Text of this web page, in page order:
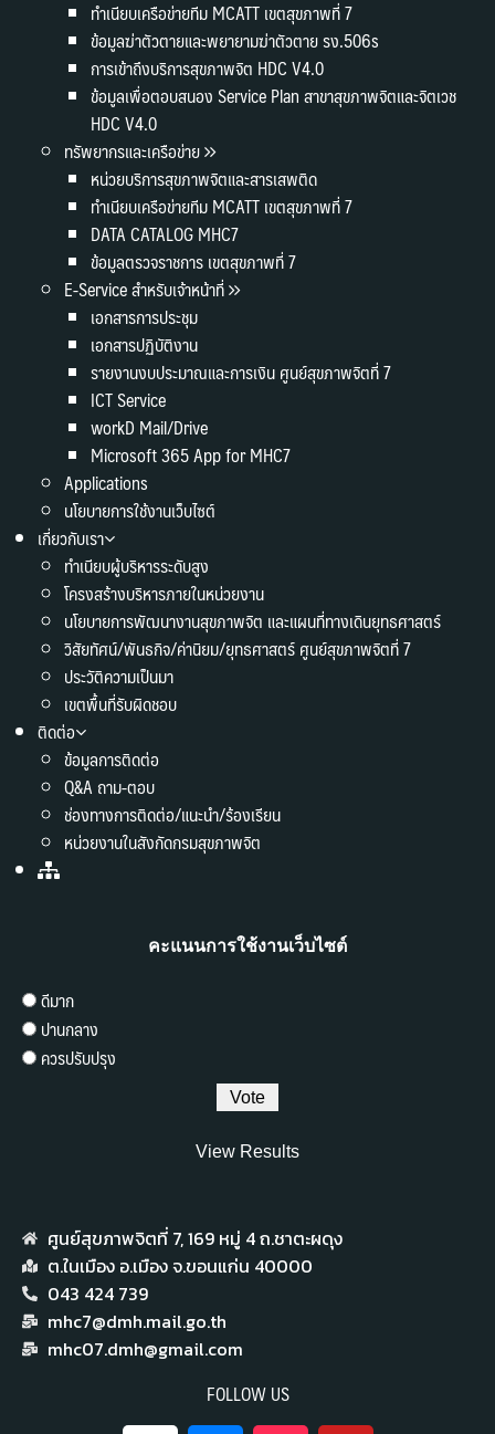
ทำเนียบเครือข่ายทีม MCATT เขตสุขภาพที่ 7
ข้อมูลฆ่าตัวตายและพยายามฆ่าตัวตาย รง.506s
การเข้าถึงบริการสุขภาพจิต HDC V4.0
ข้อมูลเพื่อตอบสนอง Service Plan สาขาสุขภาพจิตและจิตเวช
HDC V4.0
ทรัพยากรและเครือข่าย
หน่วยบริการสุขภาพจิตและสารเสพติด
ทำเนียบเครือข่ายทีม MCATT เขตสุขภาพที่ 7
DATA CATALOG MHC7
ข้อมูลตรวจราชการ เขตสุขภาพที่ 7
E-Service สำหรับเจ้าหน้าที่
เอกสารการประชุม
เอกสารปฏิบัติงาน
รายงานงบประมาณและการเงิน ศูนย์สุขภาพจิตที่ 7
ICT Service
workD Mail/Drive
Microsoft 365 App for MHC7
Applications
นโยบายการใช้งานเว็บไซต์
เกี่ยวกับเรา
ทำเนียบผู้บริหารระดับสูง
โครงสร้างบริหารภายในหน่วยงาน
นโยบายการพัฒนางานสุขภาพจิต และแผนที่ทางเดินยุทธศาสตร์
วิสัยทัศน์/พันธกิจ/ค่านิยม/ยุทธศาสตร์ ศูนย์สุขภาพจิตที่ 7
ประวัติความเป็นมา
เขตพื้นที่รับผิดชอบ
ติดต่อ
ข้อมูลการติดต่อ
Q&A ถาม-ตอบ
ช่องทางการติดต่อ/แนะนำ/ร้องเรียน
หน่วยงานในสังกัดกรมสุขภาพจิต
คะแนนการใช้งานเว็บไซต์
ดีมาก
ปานกลาง
ควรปรับปรุง
View Results
ศูนย์สุขภาพจิตที่ 7,​ 169 หมู่ 4 ถ.ชาตะผดุง
ต.ในเมือง อ.เมือง จ.ขอนแก่น 40000
043 424 739
mhc7@dmh.mail.go.th
mhc07.dmh@gmail.com
FOLLOW US